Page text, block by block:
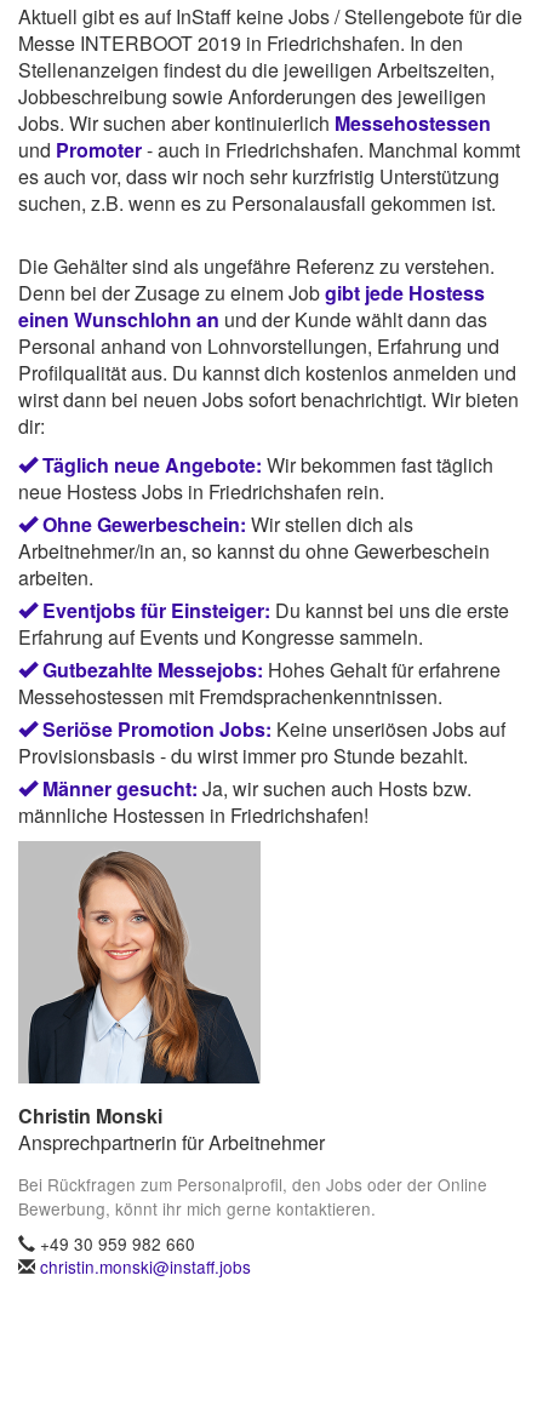
Aktuell gibt es auf InStaff keine Jobs / Stellengebote für die
Messe INTERBOOT 2019 in Friedrichshafen. In den
Stellenanzeigen findest du die jeweiligen Arbeitszeiten,
Jobbeschreibung sowie Anforderungen des jeweiligen
Jobs. Wir suchen aber kontinuierlich Messehostessen
und Promoter- auch in Friedrichshafen. Manchmal kommt
es auch vor, dass wir noch sehr kurzfristig Unterstützung
suchen, z.B. wenn es zu Personalausfall gekommen ist.
Die Gehälter sind als ungefähre Referenz zu verstehen.
Denn bei der Zusage zu einem Jobgibt jede Hostess
einen Wunschlohn an und der Kunde wählt dann das
Personal anhand von Lohnvorstellungen, Erfahrung und
Profilqualität aus. Du kannst dich kostenlos anmelden und
wirst dann bei neuen Jobs sofort benachrichtigt. Wir bieten
dir:
Täglich neue Angebote: Wir bekommen fast täglich
neue Hostess Jobs in Friedrichshafen rein.
Ohne Gewerbeschein: Wir stellen dich als
Arbeitnehmer/in an, so kannst du ohne Gewerbeschein
arbeiten.
Eventjobs für Einsteiger: Du kannst bei uns die erste
Erfahrung auf Events und Kongresse sammeln.
Gutbezahlte Messejobs: Hohes Gehalt für erfahrene
Messehostessen mit Fremdsprachenkenntnissen.
Seriöse Promotion Jobs: Keine unseriösen Jobs auf
Provisionsbasis - du wirst immer pro Stunde bezahlt.
Männer gesucht: Ja, wir suchen auch Hosts bzw.
männliche Hostessen in Friedrichshafen!
Christin Monski
Ansprechpartnerin für Arbeitnehmer
Bei Rückfragen zum Personalprofil, den Jobs oder der Online
Bewerbung, könnt ihr mich gerne kontaktieren.
+49 30 959 982 660
christin.monski@instaff.jobs